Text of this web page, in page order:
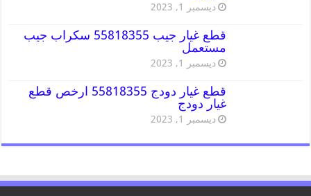
ديسمبر 1, 2023
قطع غيار جيب 55818355 سكراب جيب
مستعمل
ديسمبر 1, 2023
قطع غيار دودج 55818355 ارخص قطع
غيار دودج
ديسمبر 1, 2023